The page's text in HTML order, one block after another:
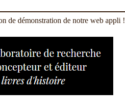
de démonstration de notre web appli !